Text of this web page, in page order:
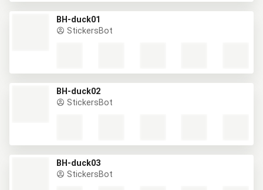
BH-duck01
StickersBot
BH-duck02
StickersBot
BH-duck03
StickersBot